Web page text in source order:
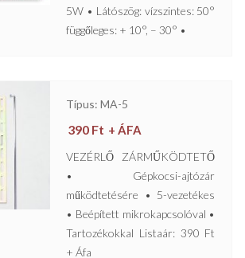
5W • Látószög: vízszintes: 50°
függőleges: + 10°, – 30° •
Típus: MA-5
390 Ft + ÁFA
VEZÉRLŐ ZÁRMŰKÖDTETŐ
• Gépkocsi-ajtózár
működtetésére • 5-vezetékes
• Beépített mikrokapcsolóval •
Tartozékokkal Listaár: 390 Ft
+ Áfa